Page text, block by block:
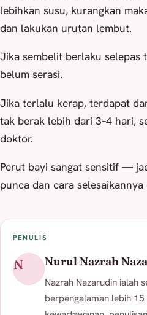
lebihkan susu, kurangkan
dan lakukan urutan lembut.
Jika sembelit berlaku selepas
belum serasi.
Jika terlalu kerap, terdapat
tak berak lebih dari 3–4 hari,
doktor.
Perut bayi sangat sensitif —
punca dan cara
PENULIS
N Nurul Nazrah
Nazrah Nazarudin ialah
berpengalaman lebih